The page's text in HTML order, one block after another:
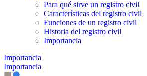
Para qué sirve un registro civil
Características del registro civil
Funciones de un registro civil
Historia del registro civil
Importancia
Importancia
Importancia